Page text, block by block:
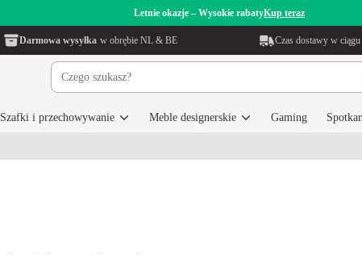
Letnie okazje – Wysokie rabatyKup teraz
Darmowa wysyłka w obrębie NL & BE Czas dostawy w ciągu
Szafki i przechowywanie Meble designerskie Gaming